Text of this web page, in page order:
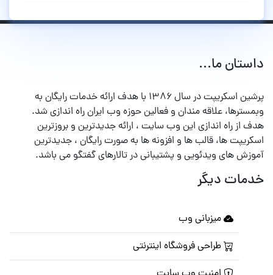
داستان ما...
پرشین اسکریپت در سال ۱۳۸۶ با هدف ارائه خدمات رایگان به
وبمسترها، علاقه مندان و فعالین حوزه وب ایران راه اندازی شد.
هدف از راه اندازی این وب سایت ، ارائه جدیدترین و بروزترین
اسکریپت ها، قالب ها و افزونه ها به صورت رایگان ، جدیدترین
آموزش های ویدئویی و پشتیبانی در تالارهای گفتگو می باشد.
خدمات دیگر
میزبانی وب
طراحی فروشگاه اینترنتی